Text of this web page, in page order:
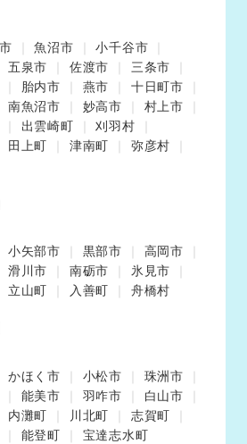
魚沼市
小千谷市
五泉市 佐渡市
三条市
胎内市 燕市
十日町市
南魚沼市 妙高市
村上市
出雲崎町
刈羽村
田上町 津南町
弥彦村
小矢部市 黒部市
高岡市
滑川市 南砺市
氷見市
立山町 入善町 舟橋村
かほく市 小松市
珠洲市
能美市 羽咋市
白山市
内灘町 川北町
志賀町
能登町 宝達志水町